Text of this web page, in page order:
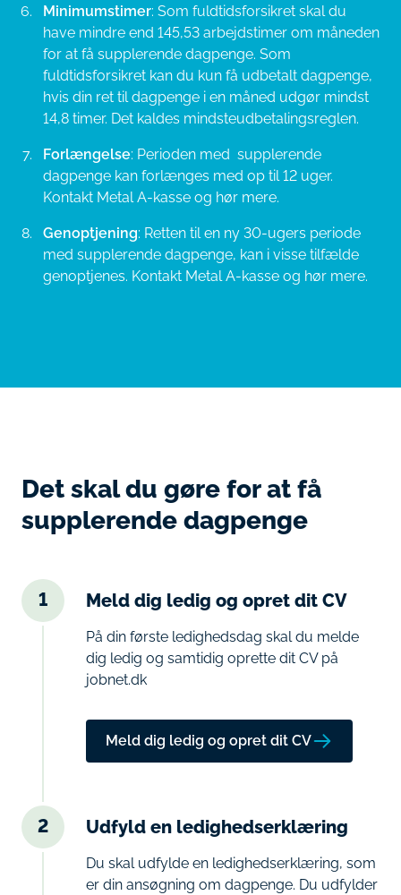
Minimumstimer: Som fuldtidsforsikret skal du
have mindre end 145,53 arbejdstimer om måneden
for at få supplerende dagpenge. Som
fuldtidsforsikret kan du kun få udbetalt dagpenge,
hvis din ret til dagpenge i en måned udgør mindst
14,8 timer. Det kaldes mindsteudbetalingsreglen.
Forlængelse: Perioden med supplerende
dagpenge kan forlænges med op til 12 uger.
Kontakt Metal A-kasse og hør mere.
Genoptjening: Retten til en ny 30-ugers periode
med supplerende dagpenge, kan i visse tilfælde
genoptjenes. Kontakt Metal A-kasse og hør mere.
Det skal du gøre for at få
supplerende dagpenge
1 Meld dig ledig og opret dit CV
På din første ledighedsdag skal du melde
dig ledig og samtidig oprette dit CV på
jobnet.dk
Meld dig ledig og opret dit CV
2 Udfyld en ledighedserklæring
Du skal udfylde en ledighedserklæring, som
er din ansøgning om dagpenge. Du udfylder